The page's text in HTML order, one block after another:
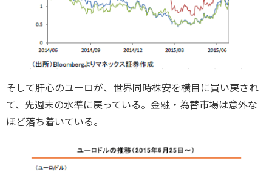
そして肝心のユーロが、世界同時株安を横目に買い戻され
て、先週末の水準に戻っている。金融・為替市場は意外な
ほど落ち着いている。